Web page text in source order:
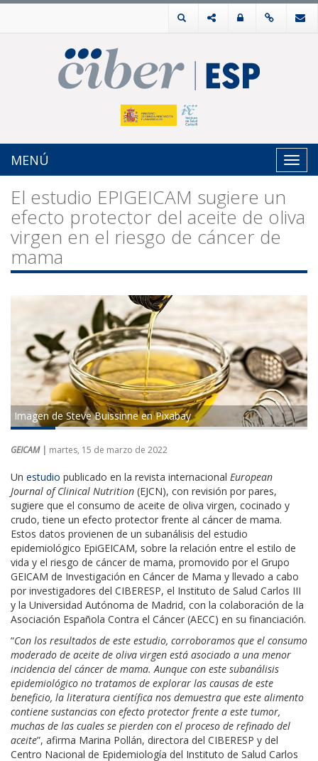
MENÚ
El estudio EPIGEICAM sugiere un
efecto protector del aceite de oliva
virgen en el riesgo de cáncer de
mama
Imagen de Steve Buissinne en Pixabay
GEICAM | martes, 15 de marzo de 2022
Un estudio publicado en la revista internacional European
Journal of Clinical Nutrition (EJCN), con revisión por pares,
sugiere que el consumo de aceite de oliva virgen, cocinado y
crudo, tiene un efecto protector frente al cáncer de mama.
Estos datos provienen de un subanálisis del estudio
epidemiológico EpiGEICAM, sobre la relación entre el estilo de
vida y el riesgo de cáncer de mama, promovido por el Grupo
GEICAM de Investigación en Cáncer de Mama y llevado a cabo
por investigadores del CIBERESP, el Instituto de Salud Carlos III
y la Universidad Autónoma de Madrid, con la colaboración de la
Asociación Española Contra el Cáncer (AECC) en su financiación.
“Con los resultados de este estudio, corroboramos que el consumo
moderado de aceite de oliva virgen está asociado a una menor
incidencia del cáncer de mama. Aunque con este subanálisis
epidemiológico no tratamos de explorar las causas de este
beneficio, la literatura científica nos demuestra que este alimento
contiene sustancias con efecto protector frente a este tumor,
muchas de las cuales se pierden con el proceso de refinado del
aceite”, afirma Marina Pollán, directora del CIBERESP y del
Centro Nacional de Epidemiología del Instituto de Salud Carlos